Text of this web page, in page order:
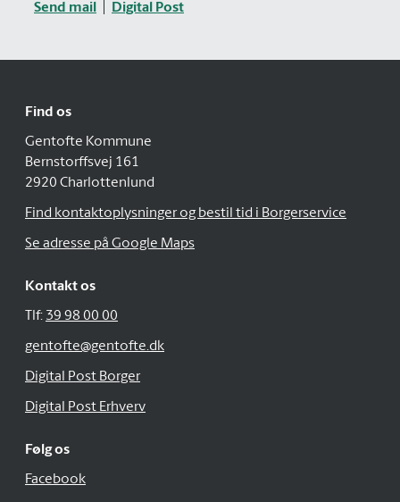
Send mail Digital Post
Find os
Gentofte Kommune
Bernstorffsvej 161
2920 Charlottenlund
Find kontaktoplysninger og bestil tid i Borgerservice
Se adresse på Google Maps
Kontakt os
Tlf: 39 98 00 00
gentofte@gentofte.dk
Digital Post Borger
Digital Post Erhverv
Følg os
Facebook